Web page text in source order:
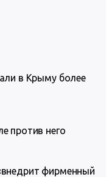
в Крыму более
против него
фирменный